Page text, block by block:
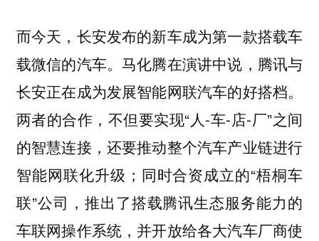
而今天，长安发布的新车成为第一款搭载车
载微信的汽车。马化腾在演讲中说，腾讯与
长安正在成为发展智能网联汽车的好搭档。
两者的合作， 不但要实现“人-车-店-厂”之间
的智慧连接，还要推动整个汽车产业链进行
智能网联化升级；同时合资成立的“梧桐车
联”公司，推出了搭载腾讯生态服务能力的
车联网操作系统，并开放给各大汽车厂商使